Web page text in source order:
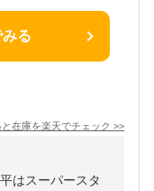
る
在庫を楽天でチェック >>
はスーパースタ